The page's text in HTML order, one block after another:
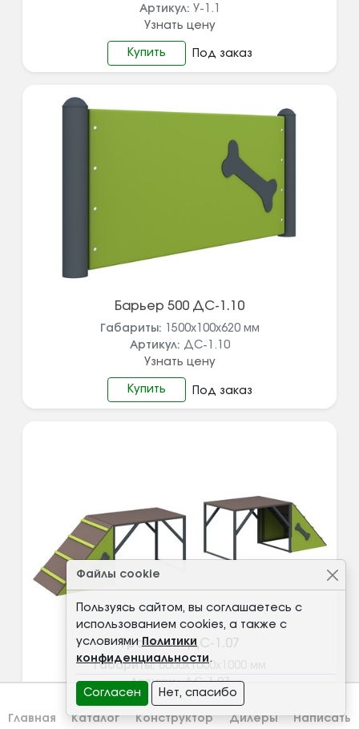
Артикул: У-1.1
Узнать цену
Купить Под заказ
Барьер 500 ДС-1.10
Габариты: 1500x100x620 мм
Артикул: ДС-1.10
Узнать цену
Купить Под заказ
Трамплин ДС-1.07
Габариты:6000x1000x1000
Артикул:ДС-1.07
Узнать цену
Файлы cookie
Пользуясь сайтом, вы соглашаетесь с
использованием cookies, а также с
условиямиПолитики
конфиденциальности.
Согласен Нет, спасибо
Главная Каталог Конструктор Дилеры Написать